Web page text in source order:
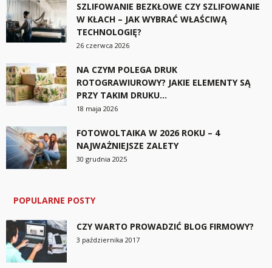
SZLIFOWANIE BEZKŁOWE CZY SZLIFOWANIE
W KŁACH – JAK WYBRAĆ WŁAŚCIWĄ
TECHNOLOGIĘ?
26 czerwca 2026
NA CZYM POLEGA DRUK
ROTOGRAWIUROWY? JAKIE ELEMENTY SĄ
PRZY TAKIM DRUKU...
18 maja 2026
FOTOWOLTAIKA W 2026 ROKU – 4
NAJWAŻNIEJSZE ZALETY
30 grudnia 2025
POPULARNE POSTY
CZY WARTO PROWADZIĆ BLOG FIRMOWY?
3 października 2017